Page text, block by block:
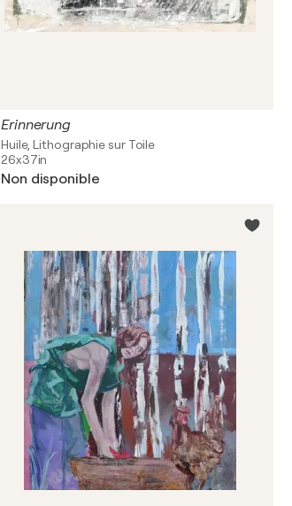
Erinnerung
Huile, Lithographie sur Toile
26x37in
Non disponible